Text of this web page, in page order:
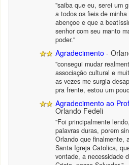
"saiba que eu, serei um
a todos os fieis de
abençoe e que a
senhor com seu manto
poder."
Agradecimento -
"consegui mudar
associação cultural e
as vezes me surgia
pra frente, estou um
Agradecimento ao
Orlando Fedeli
"Foi principalmente
palavras duras, porem
Orlando que finalmente,
Santa Igreja Catolica,
vontade, a necessidade